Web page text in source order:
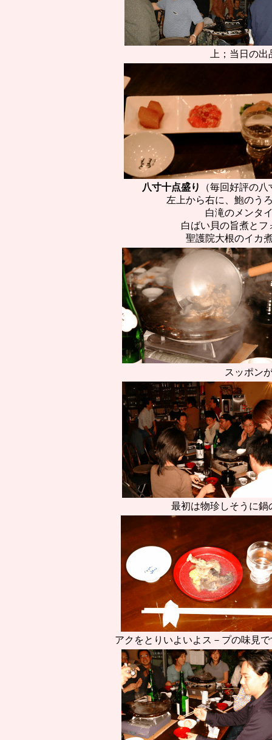
上；当日の
八寸十点盛り
（毎回好評の
左上から右に、鮑のう
白滝のメンタ
白ばい貝の旨煮と
聖護院大根のイカ
スッポン
最初は物珍しそうに
アクをとりいよいよス－プの味見